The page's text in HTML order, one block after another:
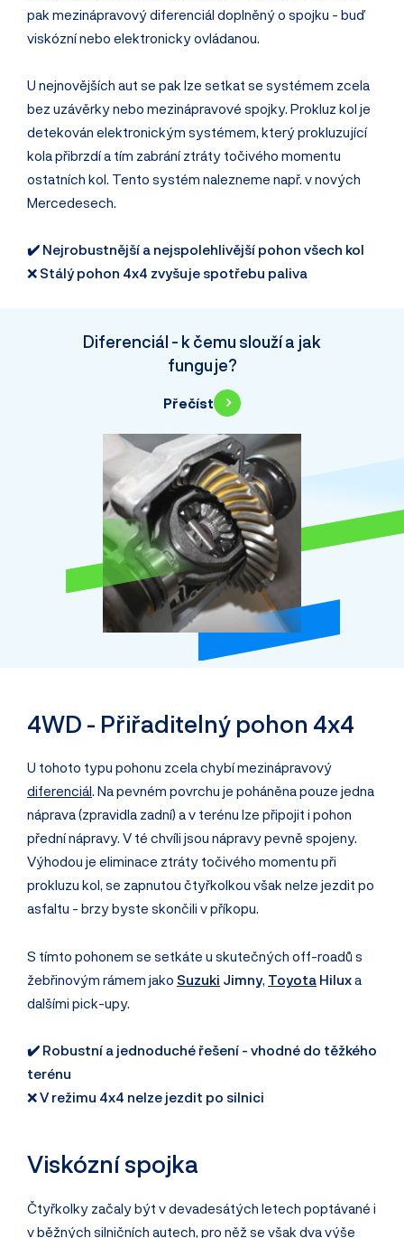
pak mezinápravový diferenciál doplněný o spojku - buď
viskózní nebo elektronicky ovládanou.
U nejnovějších aut se pak lze setkat se systémem zcela
bez uzávěrky nebo mezinápravové spojky. Prokluz kol je
detekován elektronickým systémem, který prokluzující
kola přibrzdí a tím zabrání ztráty točivého momentu
ostatních kol. Tento systém nalezneme např. v nových
Mercedesech.
✔️ Nejrobustnější a nejspolehlivější pohon všech kol
❌ Stálý pohon 4x4 zvyšuje spotřebu paliva
Diferenciál - k čemu slouží a jak
funguje?
Přečíst
4WD - Přiřaditelný pohon 4x4
U tohoto typu pohonu zcela chybí mezinápravový
diferenciál. Na pevném povrchu je poháněna pouze jedna
náprava (zpravidla zadní) a v terénu lze připojit i pohon
přední nápravy. V té chvíli jsou nápravy pevně spojeny.
Výhodou je eliminace ztráty točivého momentu při
prokluzu kol, se zapnutou čtyřkolkou však nelze jezdit po
asfaltu - brzy byste skončili v příkopu.
S tímto pohonem se setkáte u skutečných off-roadů s
žebřinovým rámem jako Suzuki Jimny, Toyota Hiluxa
dalšími pick-upy.
✔️ Robustní a jednoduché řešení - vhodné do těžkého
terénu
❌V režimu 4x4 nelze jezdit po silnici
Viskózní spojka
Čtyřkolky začaly být v devadesátých letech poptávané i
v běžných silničních autech, pro něž se však dva výše